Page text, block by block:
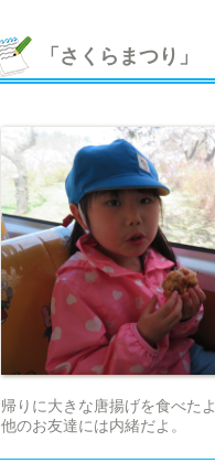
「さくらまつり」
帰りに大きな唐揚げを食べたよ
他のお友達には内緒だよ。